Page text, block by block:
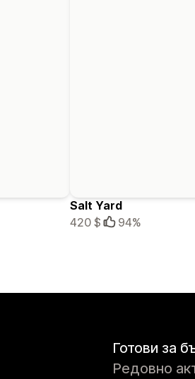
Salt Yard
420 $
94%
Готови за
Редовно